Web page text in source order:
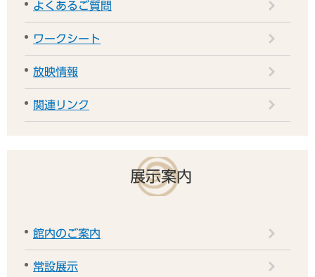
よくあるご質問
ワークシート
放映情報
関連リンク
展示案内
館内のご案内
常設展示